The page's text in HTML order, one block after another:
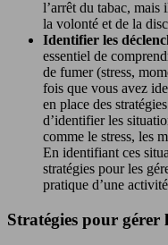
l’arrêt du tabac, mais
la volonté et de la
Identifier les
essentiel de
de fumer (stress,
fois que vous avez
en place des
d’identifier les
comme le stress, les
En identifiant ces
stratégies pour les
pratique d’une
Stratégies pour gérer